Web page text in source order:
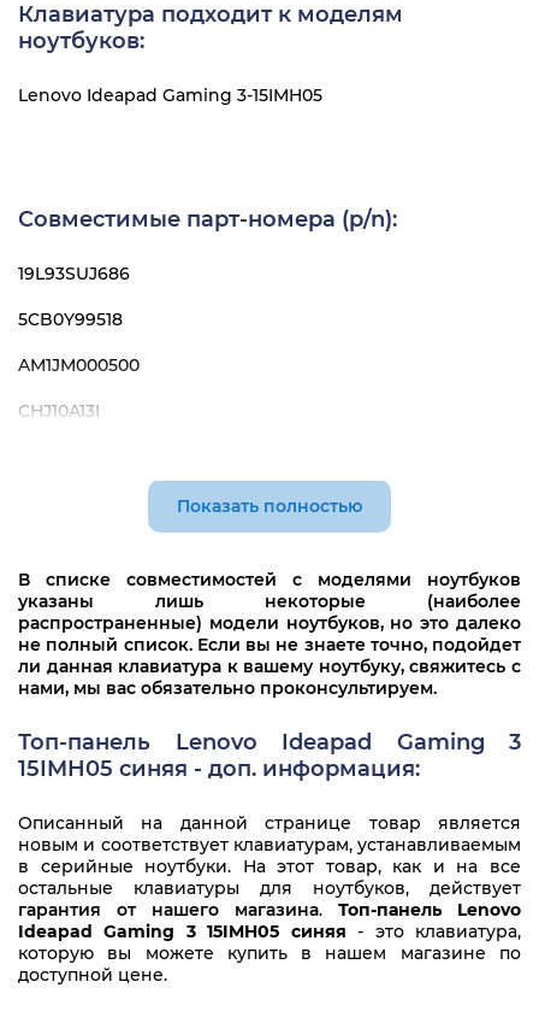
Клавиатура подходит к моделям
ноутбуков:
Lenovo Ideapad Gaming 3-15IMH05
Совместимые парт-номера (p/n):
19L93SUJ686
5CB0Y99518
AM1JM000500
CHJ10A13I
Показать полностью
В списке совместимостей с моделями ноутбуков
указаны лишь некоторые (наиболее
распространенные) модели ноутбуков, но это далеко
не полный список. Если вы не знаете точно, подойдет
ли данная клавиатура к вашему ноутбуку, свяжитесь с
нами, мы вас обязательно проконсультируем.
Топ-панель Lenovo Ideapad Gaming 3
15IMH05 синяя - доп. информация:
Описанный на данной странице товар является
новым и соответствует клавиатурам, устанавливаемым
в серийные ноутбуки. На этот товар, как и на все
остальные клавиатуры для ноутбуков, действует
гарантия от нашего магазина. Топ-панель Lenovo
Ideapad Gaming 3 15IMH05 синяя - это клавиатура,
которую вы можете купить в нашем магазине по
доступной цене.